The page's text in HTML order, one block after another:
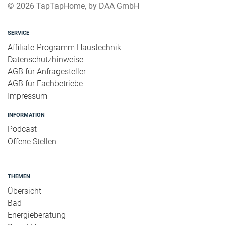
© 2026 TapTapHome, by DAA GmbH
SERVICE
Affiliate-Programm Haustechnik
Datenschutzhinweise
AGB für Anfragesteller
AGB für Fachbetriebe
Impressum
INFORMATION
Podcast
Offene Stellen
THEMEN
Übersicht
Bad
Energieberatung